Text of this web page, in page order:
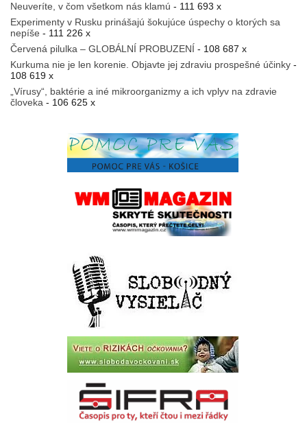
Neuveríte, v čom všetkom nás klamú - 111 693 x
Experimenty v Rusku prinášajú šokujúce úspechy o ktorých sa
nepíše - 111 226 x
Červená pilulka – GLOBÁLNÍ PROBUZENÍ - 108 687 x
Kurkuma nie je len korenie. Objavte jej zdraviu prospešné účinky -
108 619 x
„Vírusy“, baktérie a iné mikroorganizmy a ich vplyv na zdravie
človeka - 106 625 x